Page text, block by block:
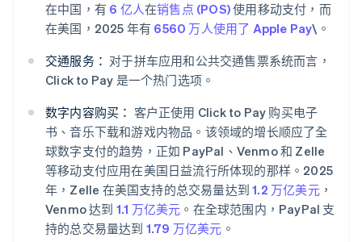
在中国，有 6 亿人在销售点 (POS)使用移动支付，而
在美国，2025 年有 6560 万人使用了 Apple Pay\。
交通服务： 对于拼车应用和公共交通售票系统而言，
Click to Pay 是一个热门选项。
数字内容购买： 客户正使用 Click to Pay 购买电子
书、音乐下载和游戏内物品。该领域的增长顺应了全
球数字支付的趋势，正如 PayPal、Venmo 和 Zelle
等移动支付应用在美国日益流行所体现的那样。2025
年，Zelle 在美国支持的总交易量达到1.2 万亿美元，
Venmo 达到 1.1 万亿美元 。在全球范围内，PayPal 支
持的总交易量达到 1.79 万亿美元 。